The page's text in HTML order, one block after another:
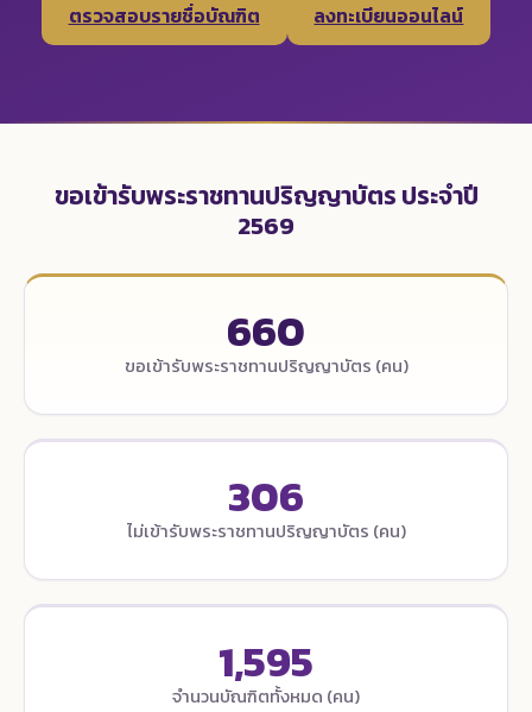
ตรวจสอบรายชื่อบัณฑิต ลงทะเบียนออนไลน์
ขอเข้ารับพระราชทานปริญญาบัตร ประจำปี
2569
660
ขอเข้ารับพระราชทานปริญญาบัตร (คน)
306
ไม่เข้ารับพระราชทานปริญญาบัตร (คน)
1,595
จำนวนบัณฑิตทั้งหมด (คน)